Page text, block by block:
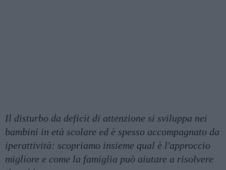
Il disturbo da deficit di attenzione si sviluppa nei
bambini in età scolare ed è spesso accompagnato da
iperattività: scopriamo insieme qual è l'approccio
migliore e come la famiglia può aiutare a risolvere